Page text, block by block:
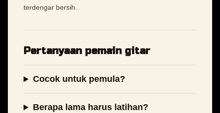
terdengar bersih.
Pertanyaan pemain gitar
Cocok untuk pemula?
Berapa lama harus latihan?